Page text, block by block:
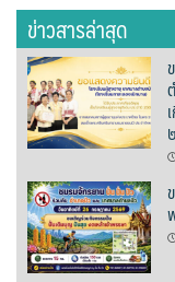
นะลาวิวรีสอร์ท
นาต้นบัวโฮมสเตย์
น่านปัว รีสอร์ท
นาเหล่า เก๊าสลี โฮม
นาไผ่ปัววิว
บวกบัววิวรีสอร์ท
ข่าวสารล่าสุด